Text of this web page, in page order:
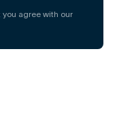
agree with our